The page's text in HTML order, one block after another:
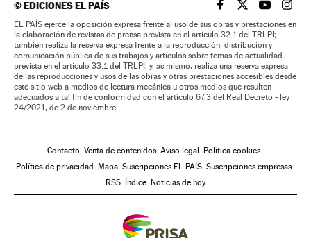
©EDICIONES EL PAÍS EL PAÍS BRASIL EN
EL PAÍSEL PAÍS
EL
EL PAÍS ejerce la oposición expresa frente al uso de sus obras y prestaciones en
la elaboración de revistas de prensa prevista en el artículo 32.1 del TRLPI;
también realiza la reserva expresa frente a la reproducción, distribución y
comunicación pública de sus trabajos y artículos sobre temas de actualidad
prevista en el artículo 33.1 del TRLPI; y, asimismo, realiza una reserva expresa
de las reproducciones y usos de las obras y otras prestaciones accesibles desde
este sitio web a medios de lectura mecánica u otros medios que resulten
adecuados a tal fin de conformidad con el artículo 67.3 del Real Decreto - ley
24/2021, de 2 de noviembre
Contacto Venta de contenidos Aviso legal
Política cookies
Política de privacidad
Mapa Suscripciones EL PAÍS Suscripciones empresas
RSS
Índice Noticias de hoy